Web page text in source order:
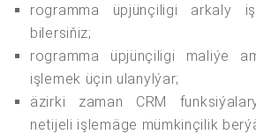
rogramma üpjünçiligi arkaly
bilersiňiz;
rogramma üpjünçiligi maliýe
işlemek üçin ulanylýar;
äzirki zaman CRM
netijeli işlemäge mümkinçilik